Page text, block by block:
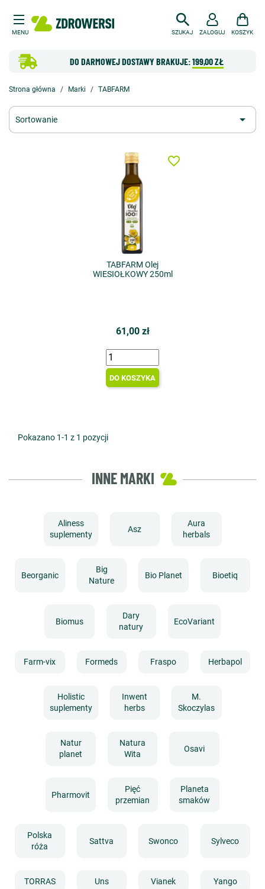
MENU SZUKAJ
DO DARMOWEJ DOSTAWY BRAKUJE:199,00 ZŁ
ZALOGUJ KOSZYK
Strona główna Marki TABFARM
Sortowanie 
TABFARM Olej
WIESIOŁKOWY 250ml
61,00 zł
DO KOSZYKA
favorite_border
Pokazano 1-1 z 1 pozycji
INNE MARKI
Aliness
suplementy
Asz
Aura
herbals
Beorganic
Big
Nature
Bio Planet Bioetiq
Biomus
Dary
natury
EcoVariant
Farm-vix Formeds Fraspo Herbapol
Holistic
suplementy
Inwent
herbs
M.
Skoczylas
Natur
planet
Natura
Wita
Osavi
Pharmovit
Pięć
przemian
Planeta
smaków
Polska
róża
Sattva Swonco Sylveco
TORRAS Uns Vianek Yango